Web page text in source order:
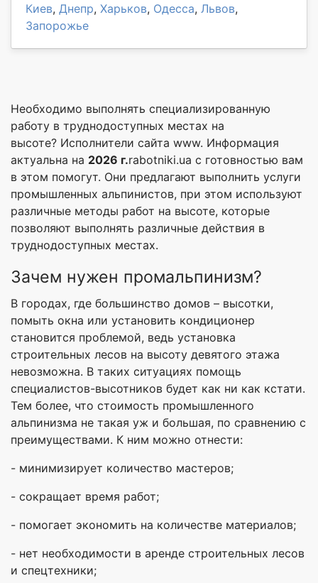
Киев, Днепр, Харьков, Одесса, Львов,
Запорожье
Необходимо выполнять специализированную
работу в труднодоступных местах на
высоте? Исполнители сайта www. Информация
актуальна на 2026 г.rabotniki.ua с готовностью вам
в этом помогут. Они предлагают выполнить услуги
промышленных альпинистов, при этом используют
различные методы работ на высоте, которые
позволяют выполнять различные действия в
труднодоступных местах.
Зачем нужен промальпинизм?
В городах, где большинство домов – высотки,
помыть окна или установить кондиционер
становится проблемой, ведь установка
строительных лесов на высоту девятого этажа
невозможна. В таких ситуациях помощь
специалистов-высотников будет как ни как кстати.
Тем более, что стоимость промышленного
альпинизма не такая уж и большая, по сравнению с
преимуществами. К ним можно отнести:
- минимизирует количество мастеров;
- сокращает время работ;
- помогает экономить на количестве материалов;
- нет необходимости в аренде строительных лесов
и спецтехники;